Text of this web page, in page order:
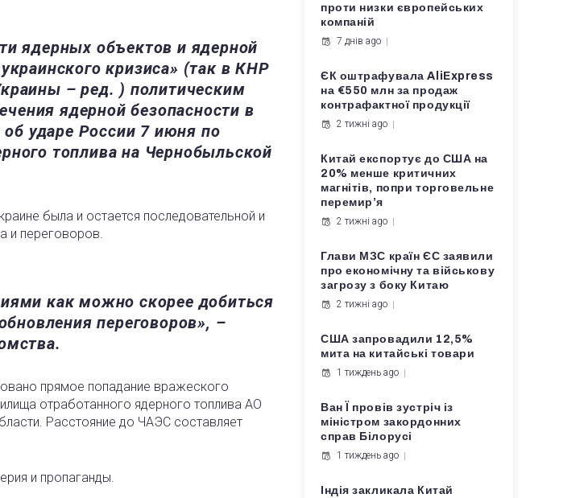
ядерных объектов и ядерной
кризиса» (так в КНР
– ред. ) политическим
ядерной безопасности в
ударе России 7 июня по
топлива на Чернобыльской
была и остается последовательной и
и переговоров.
как можно скорее добиться
переговоров», –
прямое попадание вражеского
отработанного ядерного топлива АО
Расстояние до ЧАЭС составляет
и пропаганды.
проти низки європейських
компаній
7 днів ago
ЄК оштрафувала AliExpress
на €550 млн за продаж
контрафактної продукції
2 тижні ago
Китай експортує до США на
20% менше критичних
магнітів, попри торговельне
перемир’я
2 тижні ago
Глави МЗС країн ЄС заявили
про економічну та військову
загрозу з боку Китаю
2 тижні ago
США запровадили 12,5%
мита на китайські товари
1 тиждень ago
Ван Ї провів зустріч із
міністром закордонних
справ Білорусі
1 тиждень ago
Індія закликала Китай